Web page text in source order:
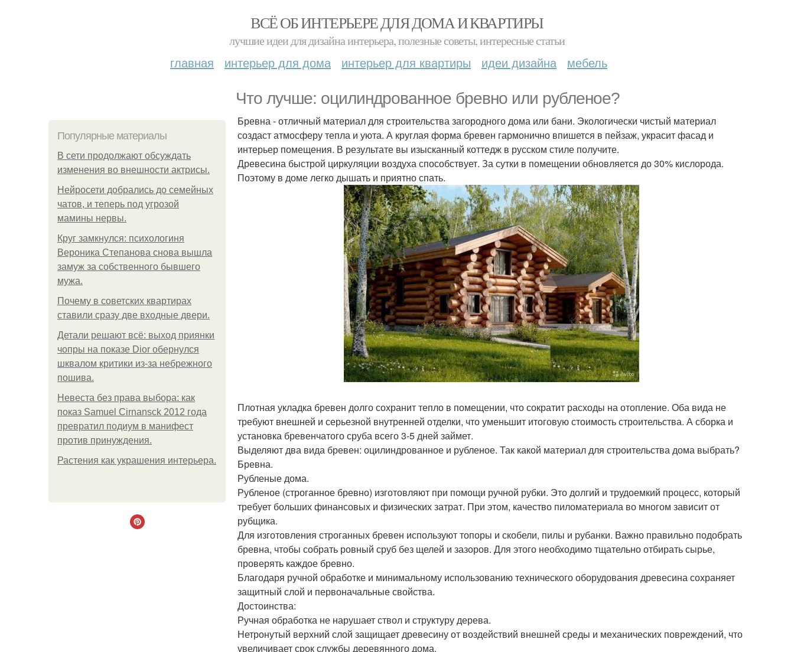
ВСЁ ОБ ИНТЕРЬЕРЕ ДЛЯ ДОМА И КВАРТИРЫ
лучшие идеи для дизайна интерьера, полезные советы, интересные статьи
главная интерьер для дома интерьер для квартиры идеи дизайна мебель
Что лучше: оцилиндрованное бревно или рубленое?
Популярные материалы
В сети продолжают обсуждать
изменения во внешности актрисы.
Нейросети добрались до семейных
чатов, и теперь под угрозой
мамины нервы.
Круг замкнулся: психологиня
Вероника Степанова снова вышла
замуж за собственного бывшего
мужа.
Почему в советских квартирах
ставили сразу две входные двери.
Детали решают всё: выход приянки
чопры на показе Dior обернулся
шквалом критики из-за небрежного
пошива.
Невеста без права выбора: как
показ Samuel Cirnansck 2012 года
превратил подиум в манифест
против принуждения.
Растения как украшения интерьера.
Бревна - отличный материал для строительства загородного дома или бани. Экологически чистый материал
создаст атмосферу тепла и уюта. А круглая форма бревен гармонично впишется в пейзаж, украсит фасад и
интерьер помещения. В результате вы изысканный коттедж в русском стиле получите.
Древесина быстрой циркуляции воздуха способствует. За сутки в помещении обновляется до 30% кислорода.
Поэтому в доме легко дышать и приятно спать.
Плотная укладка бревен долго сохранит тепло в помещении, что сократит расходы на отопление. Оба вида не
требуют внешней и серьезной внутренней отделки, что уменьшит итоговую стоимость строительства. А сборка и
установка бревенчатого сруба всего 3-5 дней займет.
Выделяют два вида бревен: оцилиндрованное и рубленое. Так какой материал для строительства дома выбрать?
Бревна.
Рубленые дома.
Рубленое (строганное бревно) изготовляют при помощи ручной рубки. Это долгий и трудоемкий процесс, который
требует больших финансовых и физических затрат. При этом, качество пиломатериала во многом зависит от
рубщика.
Для изготовления строганных бревен используют топоры и скобели, пилы и рубанки. Важно правильно подобрать
бревна, чтобы собрать ровный сруб без щелей и зазоров. Для этого необходимо тщательно отбирать сырье,
проверять каждое бревно.
Благодаря ручной обработке и минимальному использованию технического оборудования древесина сохраняет
защитный слой и первоначальные свойства.
Достоинства:
Ручная обработка не нарушает ствол и структуру дерева.
Нетронутый верхний слой защищает древесину от воздействий внешней среды и механических повреждений, что
увеличивает срок службы деревянного дома.